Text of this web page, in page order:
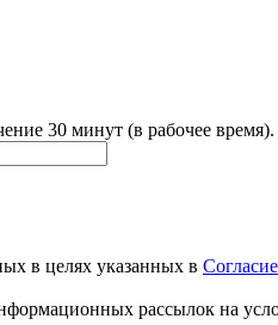
30 минут (в рабочее время).
в целях указанных в
рассылок на